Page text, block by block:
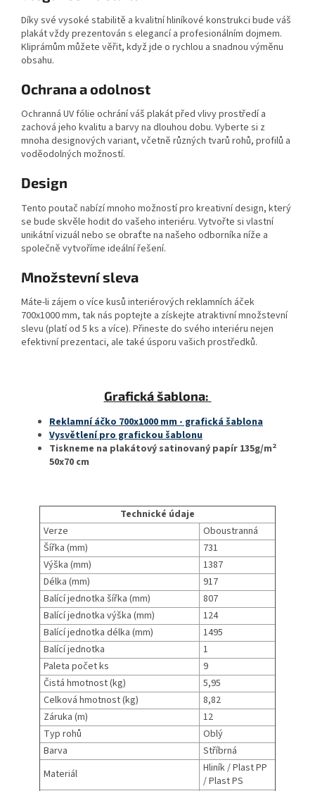
Díky své vysoké stabilitě a kvalitní hliníkové konstrukci bude váš
plakát vždy prezentován s elegancí a profesionálním dojmem.
Kliprámům můžete věřit, když jde o rychlou a snadnou výměnu
obsahu.
Ochrana a odolnost
Ochranná UV fólie ochrání váš plakát před vlivy prostředí a
zachová jeho kvalitu a barvy na dlouhou dobu. Vyberte si z
mnoha designových variant, včetně různých tvarů rohů, profilů a
voděodolných možností.
Design
Tento poutač nabízí mnoho možností pro kreativní design, který
se bude skvěle hodit do vašeho interiéru. Vytvořte si vlastní
unikátní vizuál nebo se obraťte na našeho odborníka níže a
společně vytvoříme ideální řešení.
Množstevní sleva
Máte-li zájem o více kusů interiérových reklamních áček
700x1000 mm, tak nás poptejte a získejte atraktivní množstevní
slevu (platí od 5 ks a více). Přineste do svého interiéru nejen
efektivní prezentaci, ale také úsporu vašich prostředků.
Grafická šablona:
Reklamní áčko 700x1000 mm - grafická šablona
Vysvětlení pro grafickou šablonu
Tiskneme na plakátový satinovaný papír 135g/m2
50x70 cm
Technické údaje
Verze
Oboustranná
Šířka (mm)
731
Výška (mm)
1387
Délka (mm)
917
Balící jednotka šířka (mm)
807
Balící jednotka výška (mm)
124
Balící jednotka délka (mm)
1495
Balící jednotka
1
Paleta počet ks
9
Čistá hmotnost (kg)
5,95
Celková hmotnost (kg)
8,82
Záruka (m)
12
Typ rohů
Oblý
Barva
Stříbrná
Materiál
Hliník / Plast PP
/ Plast PS